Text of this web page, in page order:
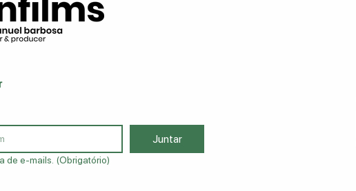
Juntar
de e-mails. (Obrigatório)